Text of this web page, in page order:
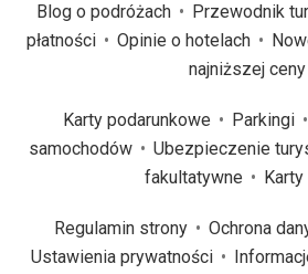
Blog o podróżach Przewodnik
płatności
Opinie o hotelach
najniższej ceny
Karty podarunkowe Parkingi
samochodów
Ubezpieczenie
fakultatywne
Regulamin strony
Ochrona
Ustawienia prywatności